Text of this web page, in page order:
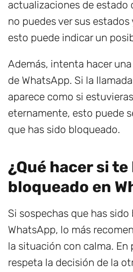
actualizaciones de estado
no puedes ver sus
esto puede indicar un
Además, intenta hacer
de WhatsApp. Si la
aparece como si
eternamente, esto puede
que has sido bloqueado.
¿Qué hacer si te
bloqueado en
Si sospechas que has
WhatsApp, lo más
la situación con calma. En
respeta la decisión de la